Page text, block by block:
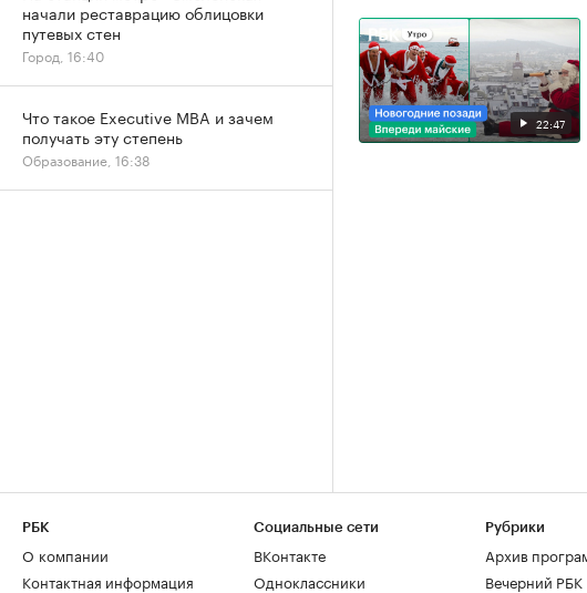
22:47
начали реставрацию облицовки
путевых стен
Город, 16:40
Что такое Executive MBA и зачем
получать эту степень
Образование, 16:38
РБК
О компании
Контактная информация
Социальные сети
ВКонтакте
Одноклассники
Рубрики
Архив
Вечерний РБК